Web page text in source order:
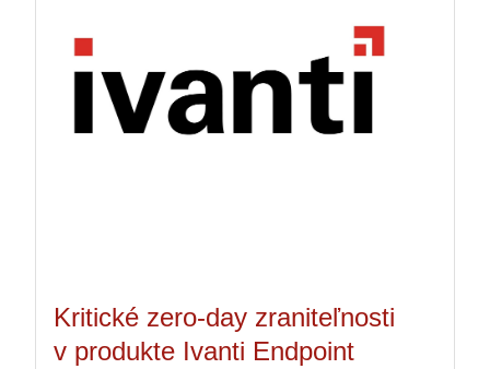
Kritické zero-day zraniteľnosti
v produkte Ivanti Endpoint